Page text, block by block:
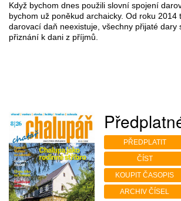
Když bychom dnes použili slovní spojení
bychom už poněkud archaicky. Od roku 2014
darovací daň neexistuje, všechny přijaté dary
přiznání k dani z příjmů.
PŘEDPLATIT
ČÍST
KOUPIT ČASOPIS
ARCHIV ČÍSEL